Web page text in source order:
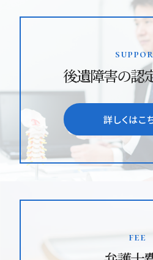
後遺障害の認
詳しくはこ
fee